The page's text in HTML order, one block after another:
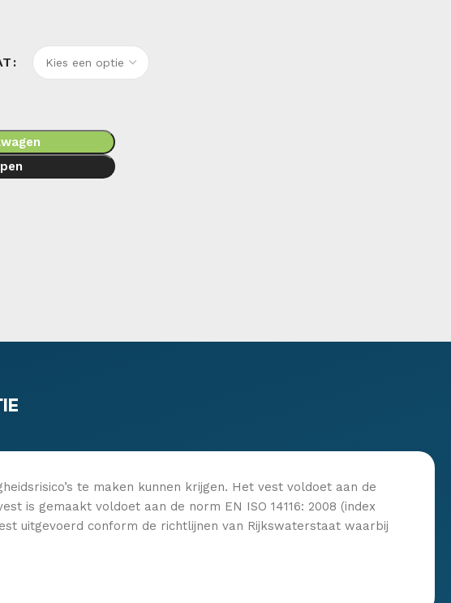
te maken kunnen krijgen. Het vest voldoet aan de
is gemaakt voldoet aan de norm EN ISO 14116: 2008 (index
uitgevoerd conform de richtlijnen van Rijkswaterstaat waarbij